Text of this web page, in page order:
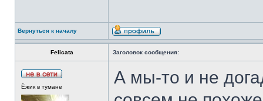
Вернуться к началу
Felicata Заголовок сообщения:
Ёжик в тумане
А мы-то и не